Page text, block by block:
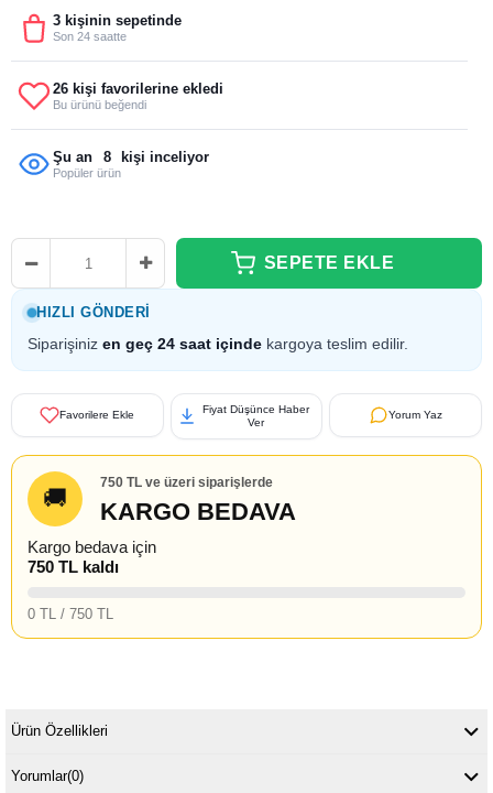
3 kişinin sepetinde
Son 24 saatte
26 kişi favorilerine ekledi
Bu ürünü beğendi
Şu an 8 kişi inceliyor
Popüler ürün
HIZLI GÖNDERI
Siparişiniz en geç 24 saat içinde kargoya teslim edilir.
Favorilere Ekle
Fiyat Düşünce Haber
Ver
Yorum Yaz
🚚
750 TL ve üzeri siparişlerde
KARGO BEDAVA
Kargo bedava için
750 TL kaldı
0 TL / 750 TL
Ürün Özellikleri
Yorumlar(0)